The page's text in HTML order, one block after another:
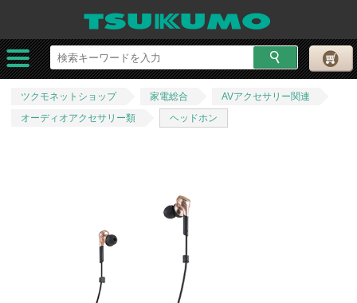
ツクモネットショップ 家電総合
AVアクセサリー関連
オーディオアクセサリー類
ヘッドホン